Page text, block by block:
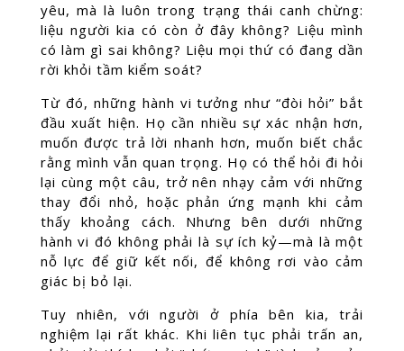
yêu, mà là luôn trong trạng thái canh chừng:
liệu người kia có còn ở đây không? Liệu mình
có làm gì sai không? Liệu mọi thứ có đang dần
rời khỏi tầm kiểm soát?
Từ đó, những hành vi tưởng như “đòi hỏi” bắt
đầu xuất hiện. Họ cần nhiều sự xác nhận hơn,
muốn được trả lời nhanh hơn, muốn biết chắc
rằng mình vẫn quan trọng. Họ có thể hỏi đi hỏi
lại cùng một câu, trở nên nhạy cảm với những
thay đổi nhỏ, hoặc phản ứng mạnh khi cảm
thấy khoảng cách. Nhưng bên dưới những
hành vi đó không phải là sự ích kỷ—mà là một
nỗ lực để giữ kết nối, để không rơi vào cảm
giác bị bỏ lại.
Tuy nhiên, với người ở phía bên kia, trải
nghiệm lại rất khác. Khi liên tục phải trấn an,